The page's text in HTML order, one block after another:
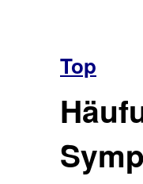
Top